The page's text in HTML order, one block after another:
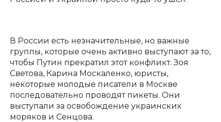
В России есть незначительные, но важные
группы, которые очень активно выступают за то,
чтобы Путин прекратил этот конфликт. Зоя
Светова, Карина Москаленко, юристы,
некоторые молодые писатели в Москве
последовательно проводят пикеты. Они
выступали за освобождение украинских
моряков и Сенцова.